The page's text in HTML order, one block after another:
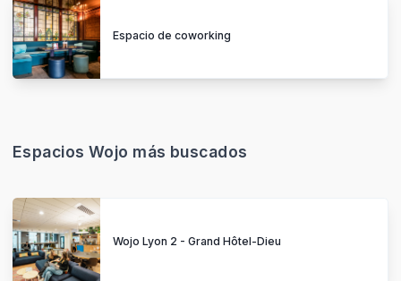
Espacio de coworking
Espacios Wojo más buscados
Wojo Lyon 2 - Grand Hôtel-Dieu